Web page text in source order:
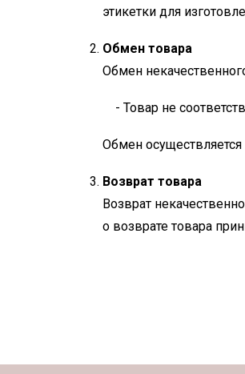
этикетки для
Обмен товара
Обмен
Товар не
Обмен осуществляется
Возврат товара
Возврат
о возврате товара